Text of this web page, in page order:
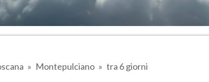
Montepulciano tra 6 giorni